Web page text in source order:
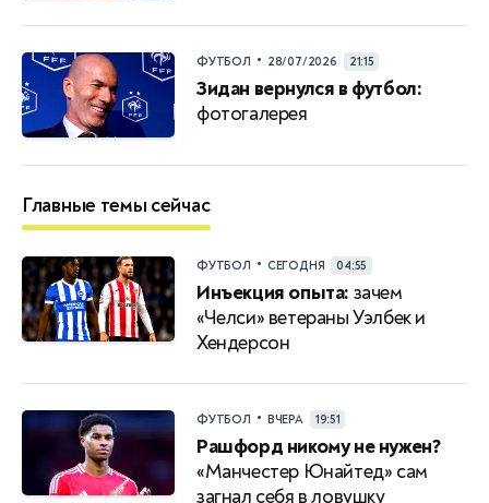
ФУТБОЛ • 28/07/2026 21:15
Зидан вернулся в футбол:
фотогалерея
Главные темы сейчас
ФУТБОЛ • СЕГОДНЯ 04:55
Инъекция опыта: зачем
«Челси» ветераны Уэлбек и
Хендерсон
ФУТБОЛ • ВЧЕРА 19:51
Рашфорд никому не нужен?
«Манчестер Юнайтед» сам
загнал себя в ловушку